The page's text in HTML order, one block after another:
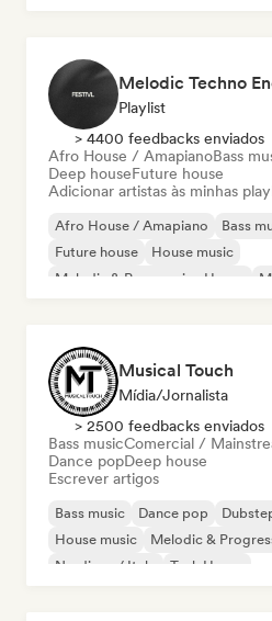
Playlist
> 4400 feedbacks enviados
Afro House / AmapianoBass
Deep houseFuture house
Adicionar artistas às minhas
Afro House / Amapiano Bass
Future house
House music
Melodic & Progressive House
Musical Touch
Mídia/Jornalista
> 2500 feedbacks enviados
Bass musicComercial /
Dance popDeep house
Escrever artigos
Bass music Dance pop
House music
Melodic &
Nu-disco / Italo
Tech House